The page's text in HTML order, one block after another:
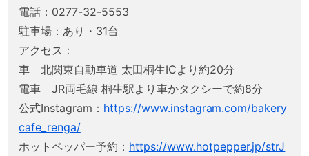
電話：0277-32-5553
駐車場：あり・31台
アクセス：
車 北関東自動車道 太田桐生ICより約20分
電車 JR両毛線 桐生駅より車かタクシーで約8分
公式Instagram： https://www.instagram.com/bakery
cafe_renga/
ホットペッパー予約： https://www.hotpepper.jp/strJ